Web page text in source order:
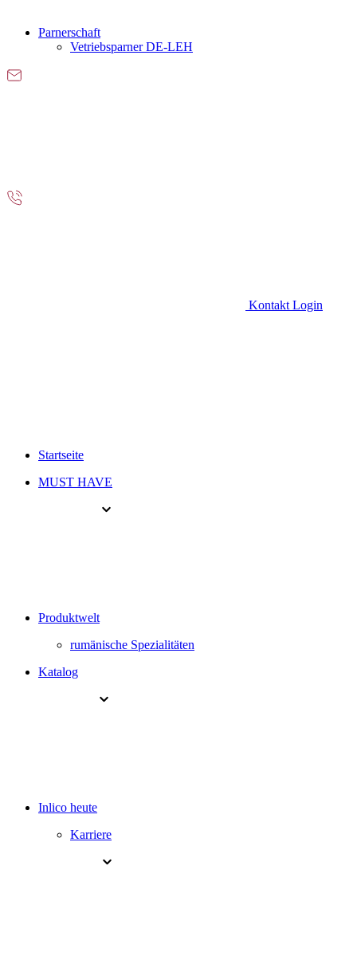
Parnerschaft
Vetriebsparner DE-LEH
Kontakt Login
Startseite
MUST HAVE
Produktwelt
rumänische Spezialitäten
Katalog
Inlico heute
Karriere